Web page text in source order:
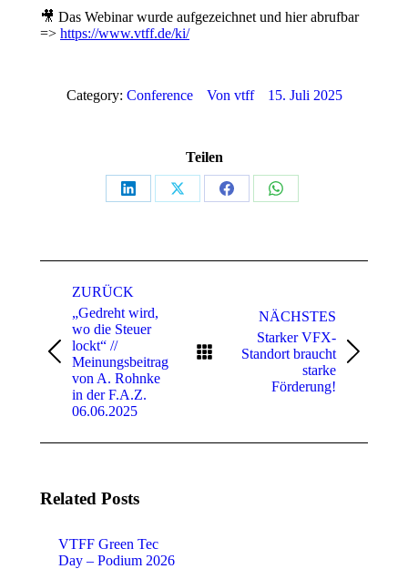
🎥 Das Webinar wurde aufgezeichnet und hier abrufbar
=> https://www.vtff.de/ki/
Category: Conference Von vtff 15. Juli 2025
Teilen
Share
Share
Share
Share
ZURÜCK
Vorheriger
Beitrag:
„Gedreht wird,
wo die Steuer
lockt“ //
Meinungsbeitrag
von A. Rohnke
in der F.A.Z.
06.06.2025
NÄCHSTES
Nächster
Starker VFX-
Standort braucht
starke
Förderung!
Related Posts
VTFF Green Tec
Day – Podium 2026